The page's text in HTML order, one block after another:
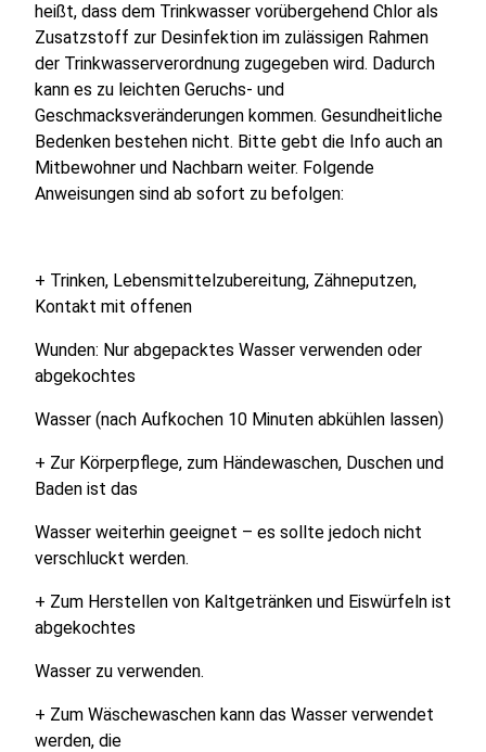
heißt, dass dem Trinkwasser vorübergehend Chlor als
Zusatzstoff zur Desinfektion im zulässigen Rahmen
der Trinkwasserverordnung zugegeben wird. Dadurch
kann es zu leichten Geruchs- und
Geschmacksveränderungen kommen. Gesundheitliche
Bedenken bestehen nicht. Bitte gebt die Info auch an
Mitbewohner und Nachbarn weiter. Folgende
Anweisungen sind ab sofort zu befolgen:
+ Trinken, Lebensmittelzubereitung, Zähneputzen,
Kontakt mit offenen
Wunden: Nur abgepacktes Wasser verwenden oder
abgekochtes
Wasser (nach Aufkochen 10 Minuten abkühlen lassen)
+ Zur Körperpflege, zum Händewaschen, Duschen und
Baden ist das
Wasser weiterhin geeignet – es sollte jedoch nicht
verschluckt werden.
+ Zum Herstellen von Kaltgetränken und Eiswürfeln ist
abgekochtes
Wasser zu verwenden.
+ Zum Wäschewaschen kann das Wasser verwendet
werden, die